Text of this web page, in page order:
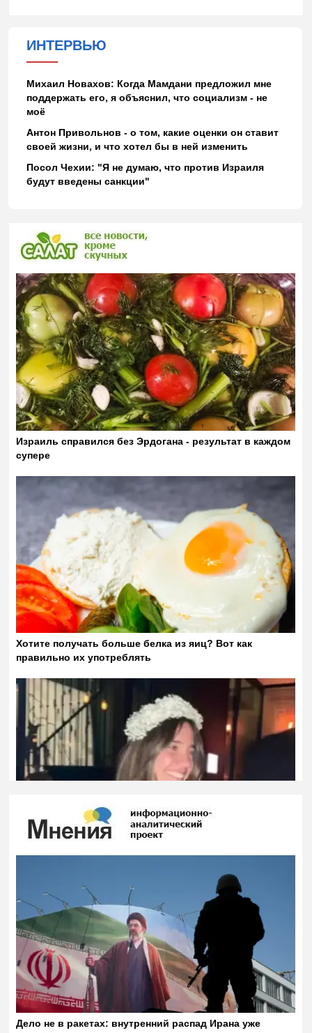
ИНТЕРВЬЮ
Михаил Новахов: Когда Мамдани предложил мне
поддержать его, я объяснил, что социализм - не
моё
Антон Привольнов - о том, какие оценки он ставит
своей жизни, и что хотел бы в ней изменить
Посол Чехии: "Я не думаю, что против Израиля
будут введены санкции"